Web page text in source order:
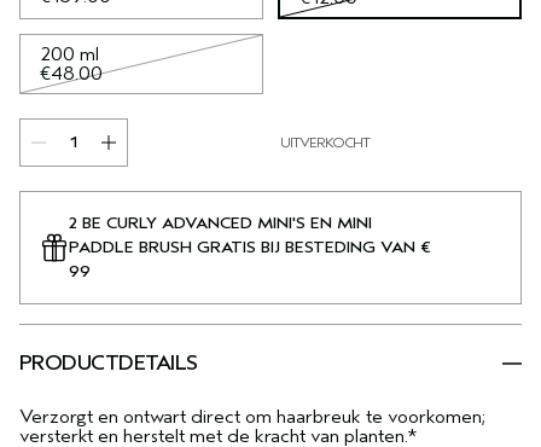
200 ml
€48.00
UITVERKOCHT
2 BE CURLY ADVANCED MINI'S EN MINI
PADDLE BRUSH GRATIS BIJ BESTEDING VAN €
99
PRODUCTDETAILS
Verzorgt en ontwart direct om haarbreuk te voorkomen;
versterkt en herstelt met de kracht van planten.*